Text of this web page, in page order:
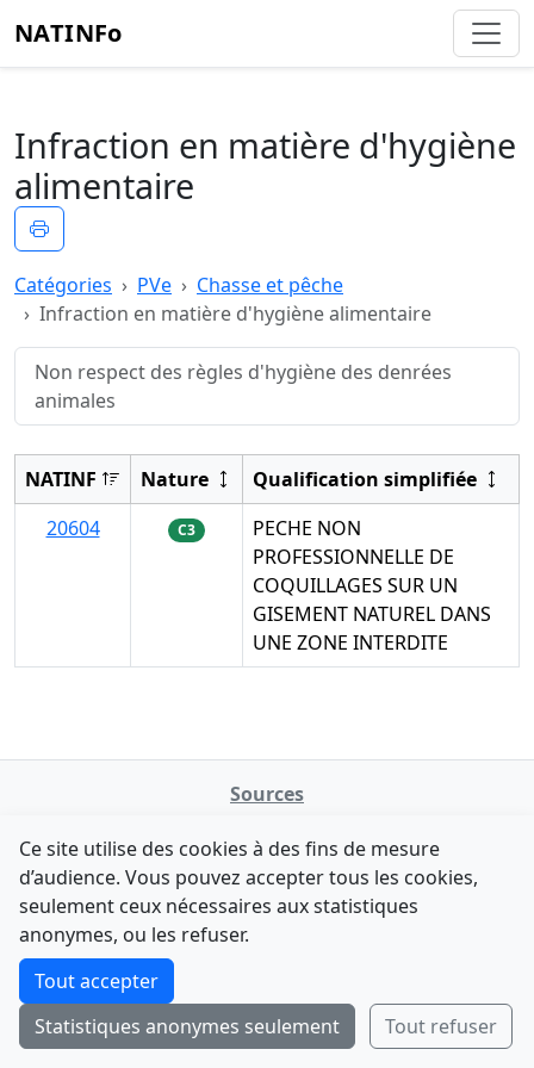
NATINFo
Infraction en matière d'hygiène
alimentaire
Imprimer
Catégories
PVe
Chasse et pêche
Infraction en matière d'hygiène alimentaire
Non respect des règles d'hygiène des denrées
animales
NATINF Nature
Qualification simplifiée
20604
C3
PECHE NON
PROFESSIONNELLE DE
COQUILLAGES SUR UN
GISEMENT NATUREL DANS
UNE ZONE INTERDITE
Sources
data.gouv.fr
Legifrance - API
Contact
F-Droid·App Store
Tchap
© 2026retiolus— NATINFo
Code source sous licence GPL v3+
Comment avez-vous découvert NATINFo ?
Une courte réponse suffit (500 caractères max).
Envoyer Ignorer
Ce site utilise des cookies à des fins de mesure
d’audience. Vous pouvez accepter tous les cookies,
seulement ceux nécessaires aux statistiques
anonymes, ou les refuser.
Tout accepter
Statistiques anonymes seulement
Tout refuser